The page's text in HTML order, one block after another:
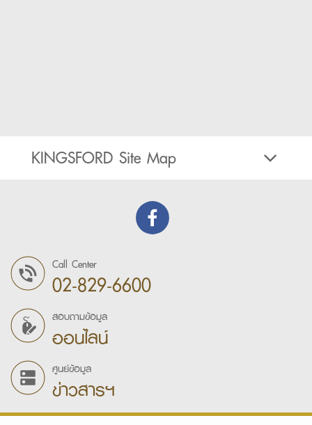
KINGSFORD Site Map
Call Center
02-829-6600
สอบถามข้อมูล
ออนไลน์
ศูนย์ข้อมูล
ข่าวสารฯ